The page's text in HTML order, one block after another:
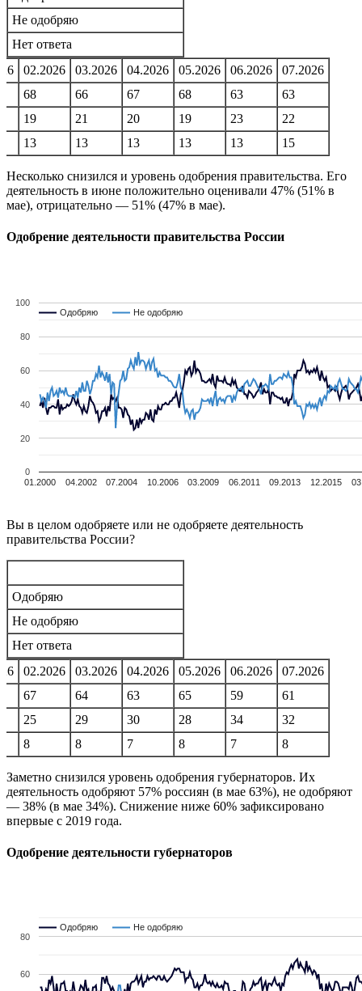
Не одобряю
Нет ответа
02.2026 03.2026 04.2026 05.2026 06.2026
07.2026
68
66 67 68 63
63
19
21 20 19 23
22
13
13 13 13 13 15
Несколько снизился и уровень одобрения правительства. Его
деятельность в июне положительно оценивали 47% (51% в
мае), отрицательно — 51% (47% в мае).
Одобрение деятельности правительства России
01.2000 04.2002 07.2004 10.2006 03.2009 06.2011 09.2013 12.2015
0
20
40
60
80
100
Одобряю
Одобряю Не одобряю
Не одобряю
Вы в целом одобряете или не одобряете деятельность
правительства России?
Одобряю
Не одобряю
Нет ответа
02.2026 03.2026 04.2026 05.2026 06.2026
07.2026
67
64 63 65 59
61
25
29 30 28 34
32
8
8 7 8 7 8
Заметно снизился уровень одобрения губернаторов. Их
деятельность одобряют 57% россиян (в мае 63%), не одобряют
— 38% (в мае 34%). Снижение ниже 60% зафиксировано
впервые с 2019 года.
Одобрение деятельности губернаторов
60
80
Одобряю
Одобряю Не одобряю
Не одобряю